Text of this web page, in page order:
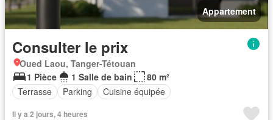
Appartement
Consulter le prix
Oued Laou, Tanger-Tétouan
1 Pièce
1 Salle de bain
80 m²
Terrasse
Parking Cuisine équipée
Il y a 2 jours, 4 heures